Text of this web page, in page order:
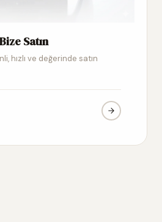
Satın
hızlı ve değerinde satın